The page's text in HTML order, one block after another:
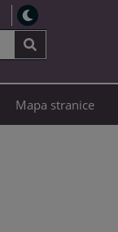
Mapa stranice